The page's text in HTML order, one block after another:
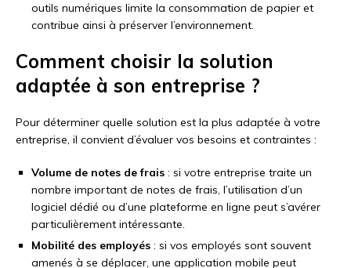
outils numériques limite la consommation de papier et
contribue ainsi à préserver l’environnement.
Comment choisir la solution
adaptée à son entreprise ?
Pour déterminer quelle solution est la plus adaptée à votre
entreprise, il convient d’évaluer vos besoins et contraintes :
Volume de notes de frais : si votre entreprise traite un
nombre important de notes de frais, l’utilisation d’un
logiciel dédié ou d’une plateforme en ligne peut s’avérer
particulièrement intéressante.
Mobilité des employés : si vos employés sont souvent
amenés à se déplacer, une application mobile peut